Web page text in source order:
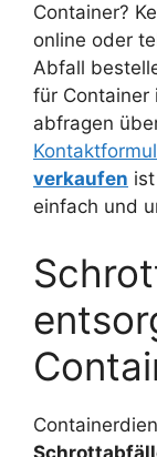
Container?
online oder
Abfall
für Container
abfragen
verkaufen
einfach und